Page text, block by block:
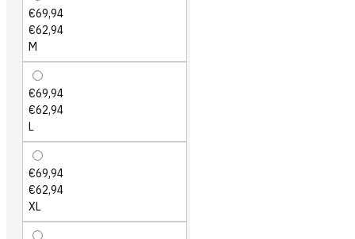
€69,94
€62,94
M
€69,94
€62,94
L
€69,94
€62,94
XL